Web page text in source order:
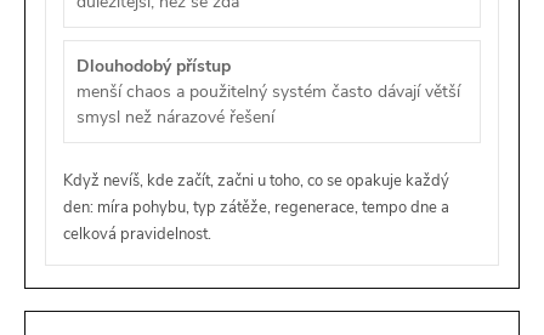
Dlouhodobý přístup
menší chaos a použitelný systém často dávají větší
smysl než nárazové řešení
Když nevíš, kde začít, začni u toho, co se opakuje každý
den: míra pohybu, typ zátěže, regenerace, tempo dne a
celková pravidelnost.